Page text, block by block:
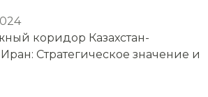
коридор Казахстан-
Стратегическое значение и